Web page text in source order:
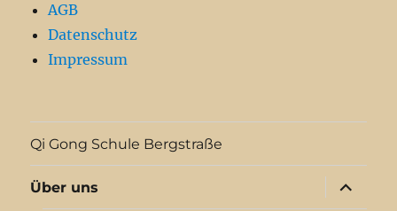
AGB
Datenschutz
Impressum
Qi Gong Schule Bergstraße
Über uns
anzeigen